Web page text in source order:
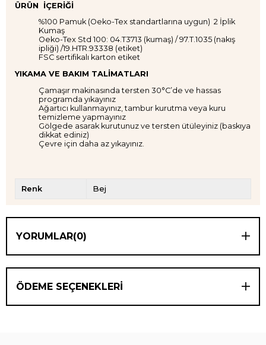
ÜRÜN İÇERİĞİ
%100 Pamuk (Oeko-Tex standartlarına uygun) 2 İplik
Kumaş
Oeko-Tex Std 100: 04.T3713 (kumaş) / 97.T.1035 (nakış
ipliği) /19.HTR.93338 (etiket)
FSC sertifikalı karton etiket
YIKAMA VE BAKIM TALİMATLARI
Çamaşır makinasında tersten 30°C’de ve hassas
programda yıkayınız
Ağartıcı kullanmayınız, tambur kurutma veya kuru
temizleme yapmayınız
Gölgede asarak kurutunuz ve tersten ütüleyiniz (baskıya
dikkat ediniz)
Çevre için daha az yıkayınız.
Renk Bej
YORUMLAR(0)
ÖDEME SEÇENEKLERI